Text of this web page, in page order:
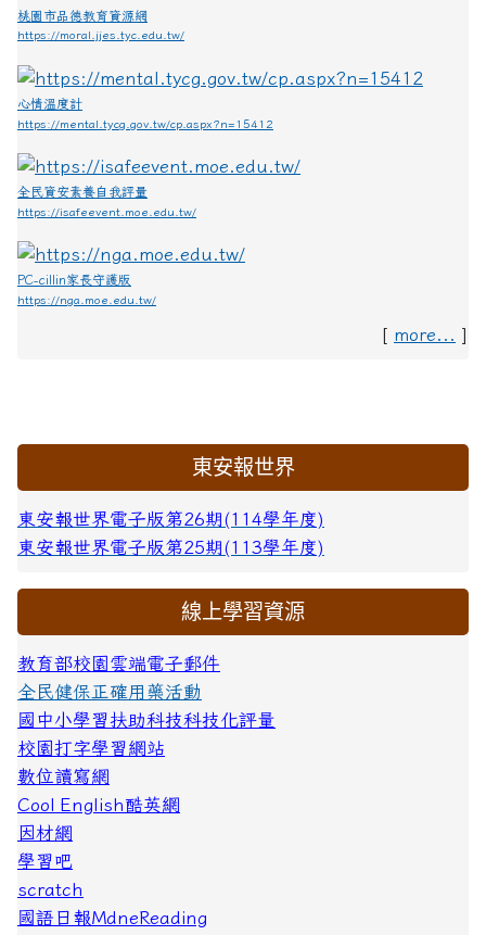
桃園市品德教育資源網
https://moral.jjes.tyc.edu.tw/
心情溫度計
https://mental.tycg.gov.tw/cp.aspx?n=15412
全民資安素養自我評量
https://isafeevent.moe.edu.tw/
PC-cillin家長守護版
https://nga.moe.edu.tw/
[ more... ]
東安報世界
東安報世界電子版第26期(114學年度)
東安報世界電子版第25期(113學年度)
線上學習資源
教育部校園雲端電子郵件
全民健保正確用藥活動
國中小學習扶助科技科技化評量
校園打字學習網站
數位讀寫網
Cool English酷英網
因材網
學習吧
scratch
國語日報MdneReading